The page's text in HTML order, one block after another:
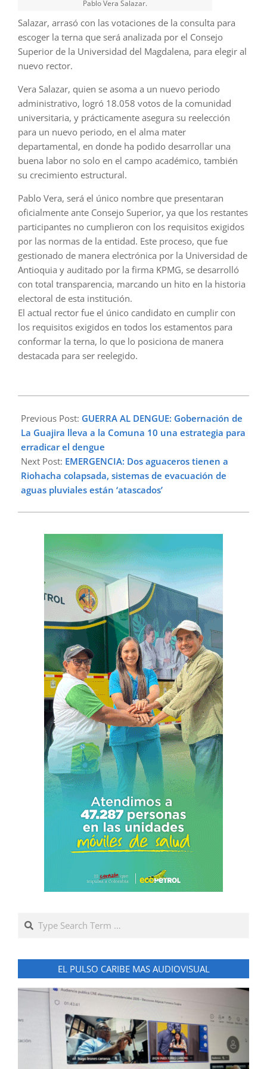
Pablo Vera Salazar.
Salazar, arrasó con las votaciones de la consulta para
escoger la terna que será analizada por el Consejo
Superior de la Universidad del Magdalena, para elegir al
nuevo rector.
Vera Salazar, quien se asoma a un nuevo periodo
administrativo, logró 18.058 votos de la comunidad
universitaria, y prácticamente asegura su reelección
para un nuevo periodo, en el alma mater
departamental, en donde ha podido desarrollar una
buena labor no solo en el campo académico, también
su crecimiento estructural.
Pablo Vera, será el único nombre que presentaran
oficialmente ante Consejo Superior, ya que los restantes
participantes no cumplieron con los requisitos exigidos
por las normas de la entidad. Este proceso, que fue
gestionado de manera electrónica por la Universidad de
Antioquia y auditado por la firma KPMG, se desarrolló
con total transparencia, marcando un hito en la historia
electoral de esta institución.
El actual rector fue el único candidato en cumplir con
los requisitos exigidos en todos los estamentos para
conformar la terna, lo que lo posiciona de manera
destacada para ser reelegido.
10-
22
Previous Post: GUERRA AL DENGUE: Gobernación de
La Guajira lleva a la Comuna 10 una estrategia para
erradicar el dengue
Next Post: EMERGENCIA: Dos aguaceros tienen a
Riohacha colapsada, sistemas de evacuación de
aguas pluviales están ‘atascados’
Search
EL PULSO CARIBE MAS AUDIOVISUAL